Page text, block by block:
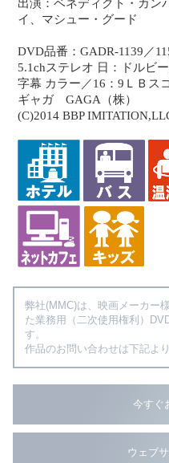
出演：ベネディクト・カン
イ、マシュー・グード
DVD品番：GADR-1139／
5.1chステレオ 日：ドルビ
字幕 カラー／16：9ＬＢス
ギャガ GAGA（株）
(C)2014 BBP
弊社(MMC)は、映画メーカー
た業務用（二次使用権利）
す。
作品のお問い合わせは下記よ
今すぐ
ウェブ